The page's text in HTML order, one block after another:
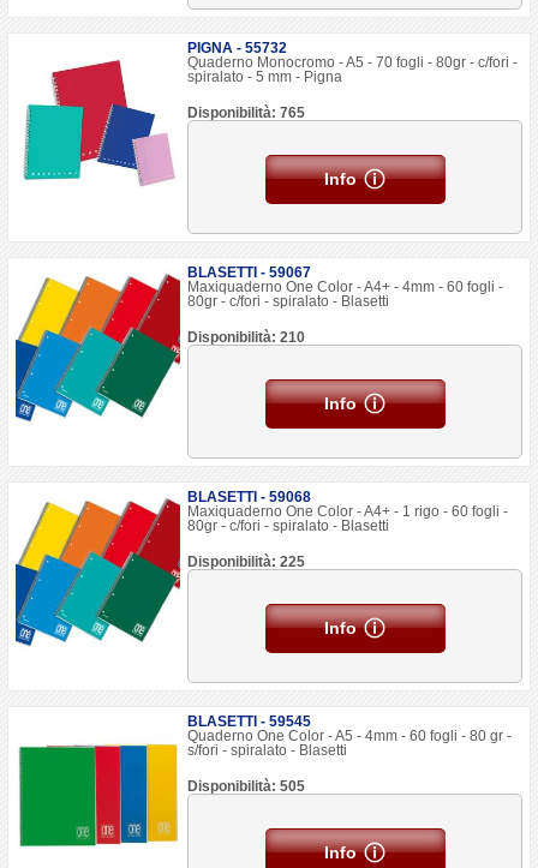
PIGNA - 55732
Quaderno Monocromo - A5 - 70 fogli - 80gr - c/fori -
spiralato - 5 mm - Pigna
Disponibilità: 765
Info
BLASETTI - 59067
Maxiquaderno One Color - A4+ - 4mm - 60 fogli -
80gr - c/fori - spiralato - Blasetti
Disponibilità: 210
Info
BLASETTI - 59068
Maxiquaderno One Color - A4+ - 1 rigo - 60 fogli -
80gr - c/fori - spiralato - Blasetti
Disponibilità: 225
Info
BLASETTI - 59545
Quaderno One Color - A5 - 4mm - 60 fogli - 80 gr -
s/fori - spiralato - Blasetti
Disponibilità: 505
Info